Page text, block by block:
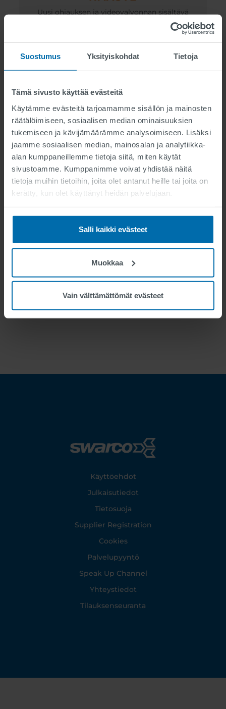
Suostumus Yksityiskohdat Tietoja
Tämä sivusto käyttää evästeitä
Käytämme evästeitä tarjoamamme sisällön ja mainosten
räätälöimiseen, sosiaalisen median ominaisuuksien
tukemiseen ja kävijämäärämme analysoimiseen. Lisäksi
jaamme sosiaalisen median, mainosalan ja analytiikka-
alan kumppaneillemme tietoja siitä, miten käytät
sivustoamme. Kumppanimme voivat yhdistää näitä
tietoja muihin tietoihin, joita olet antanut heille tai joita on
kerätty, kun olet käyttänyt heidän palvelujaan.
Salli kaikki evästeet
Muokkaa
Vain välttämättömät evästeet
Uusi ohjauksen ja videovalvonnan sisältävä
liikenteenohjauskeskus Timisoaraan
PALVELUT
Modernin, älykkään
toteutus
TEKNOLOGIA
Ohjelmistomoduulit SPOT-
viestintäjärjestelmään ja valokuitu, OMNIA-
UTOPIA, joukkoliikenteen hallintajärjestelmä
FLASH, tieto- ja liikkuvuusjärjestelmä
MISTIC, risteysliikenteen ohjausjärjestelmä
(uusimman sukupolven liikenteenohjaimet,
tunnistusjärjestelmä,
vianhallintajärjestelmä, videovalvonta CCTV
Käyttöehdot
Julkaisutiedot
Tietosuoja
Supplier Registration
Cookies
Palvelupyyntö
Speak Up Channel
Yhteystiedot
Tilauksenseuranta